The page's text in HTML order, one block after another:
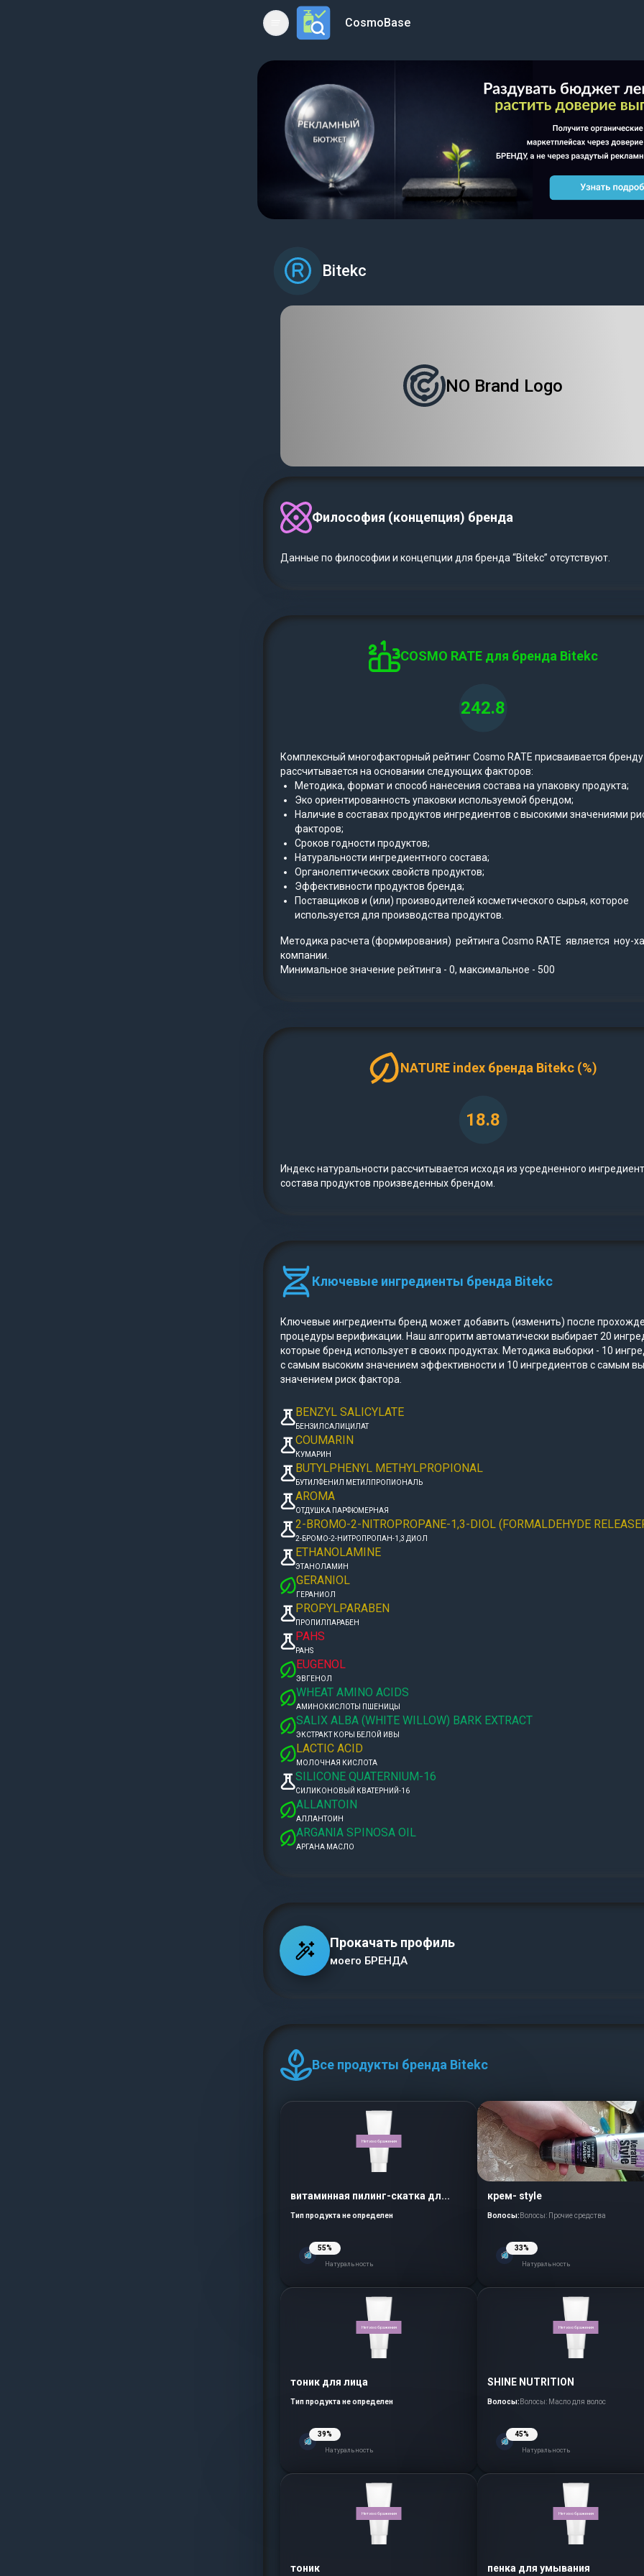
Open main menuCosmoBase
Bitekc
NO Brand Logo
Философия (концепция) бренда
Данные по философии и концепции для бренда “Bitekc” отсутствуют.
COSMO RATE для бренда Bitekc
242.8
Комплексный многофакторный рейтинг Cosmo RATE присваивается бренду
рассчитывается на основании следующих факторов:
Методика, формат и способ нанесения состава на упаковку продукта;
Эко ориентированность упаковки используемой брендом;
Наличие в составах продуктов ингредиентов с высокими значениями
факторов;
Сроков годности продуктов;
Натуральности ингредиентного состава;
Органолептических свойств продуктов;
Эффективности продуктов бренда;
Поставщиков и (или) производителей косметического сырья, которое
используется для производства продуктов.
Методика расчета (формирования) рейтинга Cosmo RATE является ноу-
компании.
Минимальное значение рейтинга - 0, максимальное - 500
NATURE index бренда Bitekc (%)
18.8
Индекс натуральности рассчитывается исходя из усредненного
состава продуктов произведенных брендом.
Ключевые ингредиенты бренда Bitekc
Ключевые ингредиенты бренд может добавить (изменить) после
процедуры верификации. Наш алгоритм автоматически выбирает 20
которые бренд использует в своих продуктах. Методика выборки - 10
с самым высоким значением эффективности и 10 ингредиентов с самым
значением риск фактора.
BENZYL SALICYLATE
БЕНЗИЛСАЛИЦИЛАТ
COUMARIN
КУМАРИН
BUTYLPHENYL METHYLPROPIONAL
БУТИЛФЕНИЛ МЕТИЛПРОПИОНАЛЬ
AROMA
ОТДУШКА ПАРФЮМЕРНАЯ
2-BROMO-2-NITROPROPANE-1,3-DIOL (FORMALDEHYDE
2-БРОМО-2-НИТРОПРОПАН-1,3 ДИОЛ
ETHANOLAMINE
ЭТАНОЛАМИН
GERANIOL
ГЕРАНИОЛ
PROPYLPARABEN
ПРОПИЛПАРАБЕН
PAHS
PAHS
EUGENOL
ЭВГЕНОЛ
WHEAT AMINO ACIDS
АМИНОКИСЛОТЫ ПШЕНИЦЫ
SALIX ALBA (WHITE WILLOW) BARK EXTRACT
ЭКСТРАКТ КОРЫ БЕЛОЙ ИВЫ
LACTIC ACID
МОЛОЧНАЯ КИСЛОТА
SILICONE QUATERNIUM-16
СИЛИКОНОВЫЙ КВАТЕРНИЙ-16
ALLANTOIN
АЛЛАНТОИН
ARGANIA SPINOSA OIL
АРГАНА МАСЛО
Прокачать профиль
моего БРЕНДА
Все продукты бренда Bitekc
Нет изображения
витаминная пилинг-скатка дл...
Тип продукта не определен
55%
Натуральность
крем- style
Волосы: Волосы: Прочие средства
33%
Натуральность
Нет изображения
тоник для лица
Тип продукта не определен
39%
Натуральность
Нет изображения
SHINE NUTRITION
Волосы: Волосы: Масло для волос
45%
Натуральность
Нет изображения
тоник
Нет изображения
пенка для умывания